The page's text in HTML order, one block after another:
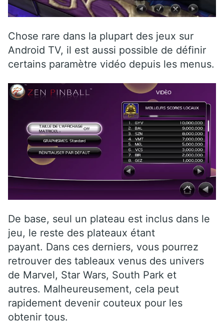
Chose rare dans la plupart des jeux sur
Android TV, il est aussi possible de définir
certains paramètre vidéo depuis les menus.
De base, seul un plateau est inclus dans le
jeu, le reste des plateaux étant
payant. Dans ces derniers, vous pourrez
retrouver des tableaux venus des univers
de Marvel, Star Wars, South Park et
autres. Malheureusement, cela peut
rapidement devenir couteux pour les
obtenir tous.